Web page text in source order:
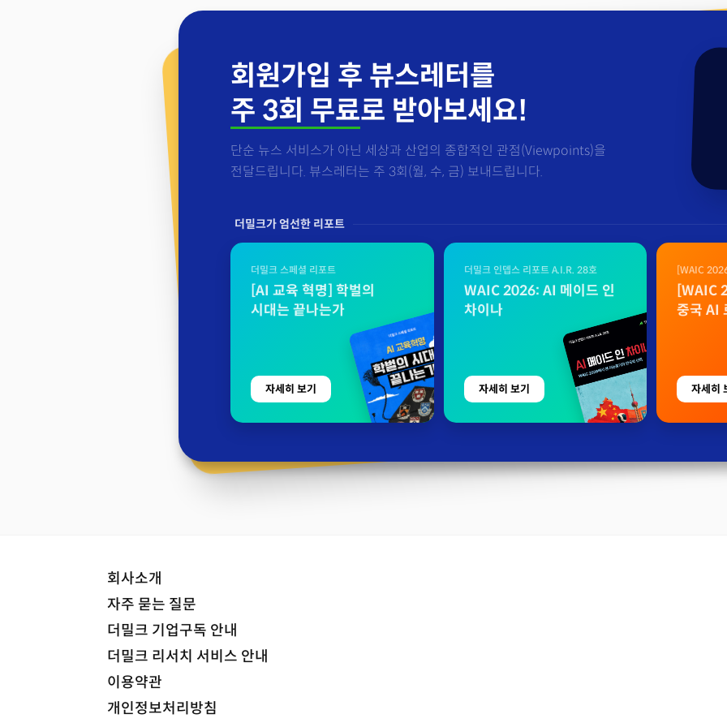
회원가입 후 뷰스레터를
주 3회 무료로 받아보세요!
단순 뉴스 서비스가 아닌 세상과 산업의 종합적인 관점(Viewpoints)을
전달드립니다. 뷰스레터는 주 3회(월, 수, 금) 보내드립니다.
더밀크가 엄선한 리포트
더밀크 스페셜 리포트
[AI 교육 혁명] 학벌의
시대는 끝나는가
자세히 보기
더밀크 인뎁스 리포트 A.I.R. 28호
WAIC 2026: AI 메이드 인
차이나
자세히 보기
[WAIC
자료
[WAIC
중국 AI
자세히
회사소개
자주 묻는 질문
더밀크 기업구독 안내
더밀크 리서치 서비스 안내
이용약관
개인정보처리방침